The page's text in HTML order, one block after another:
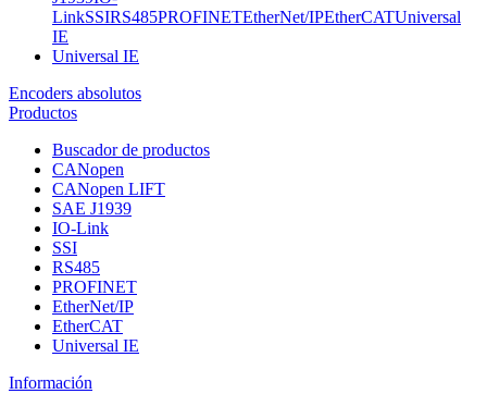
LinkSSIRS485PROFINETEtherNet/IPEtherCATUniversal
IE
Universal IE
Encoders absolutos
Productos
Buscador de productos
CANopen
CANopen LIFT
SAE J1939
IO-Link
SSI
RS485
PROFINET
EtherNet/IP
EtherCAT
Universal IE
Información